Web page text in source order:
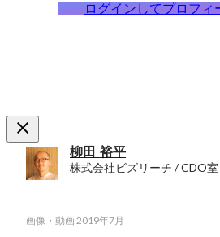
ログインしてプロフィ
柳田 裕平
画像・動画2019年7月